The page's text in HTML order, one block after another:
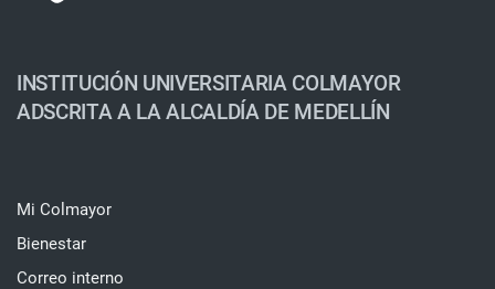
INSTITUCIÓN UNIVERSITARIA COLMAYOR
ADSCRITA A LA ALCALDÍA DE MEDELLÍN
Mi Colmayor
Bienestar
Correo interno